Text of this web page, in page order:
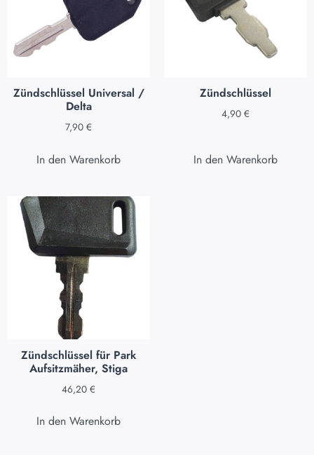
Zündschlüssel Universal /
Delta
7,90 €
In den Warenkorb
Zündschlüssel
4,90 €
In den Warenkorb
Zündschlüssel für Park
Aufsitzmäher, Stiga
46,20 €
In den Warenkorb